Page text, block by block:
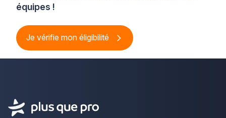
équipes !
Je vérifie mon éligibilité